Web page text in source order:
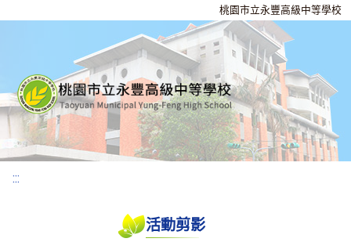
桃園市立永豐高級中等學校
:::
活動剪影